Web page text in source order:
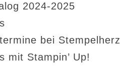
2024-2025
bei Stempelherz
mit Stampin’ Up!